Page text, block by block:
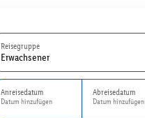
Reisegruppe
Erwachsener
Anreisedatum
Datum hinzufügen
Abreisedatum
Datum hinzufügen